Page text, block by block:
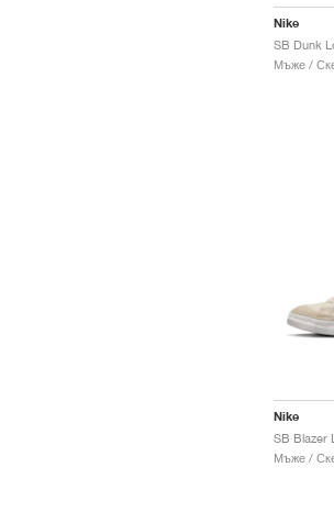
Nike
Мъже /
Nike
Мъже /